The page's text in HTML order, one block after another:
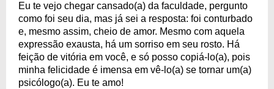
Eu te vejo chegar cansado(a) da faculdade, pergunto
como foi seu dia, mas já sei a resposta: foi conturbado
e, mesmo assim, cheio de amor. Mesmo com aquela
expressão exausta, há um sorriso em seu rosto. Há
feição de vitória em você, e só posso copiá-lo(a), pois
minha felicidade é imensa em vê-lo(a) se tornar um(a)
psicólogo(a). Eu te amo!